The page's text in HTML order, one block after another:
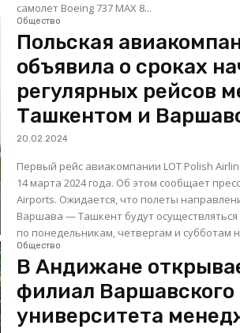
самолет Boeing 737 MAX 8...
Общество
Польская
объявила о сроках
регулярных рейсов
Ташкентом и
20.02.2024
Первый рейс авиакомпании LOT Polish
14 марта 2024 года. Об этом сообщает
Airports. Ожидается, что полеты направлению Ташкент —
Варшава — Ташкент будут
по понедельникам, четвергам и субботам
Общество
В Андижане
филиал Варшавского
университета